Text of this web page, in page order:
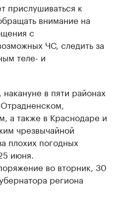
прислушиваться к
внимание на
с
ЧС, следить за
теле- и
в пяти районах
а также в Краснодаре и
чрезвычайной
плохих погодных
июня.
во вторник, 30
региона